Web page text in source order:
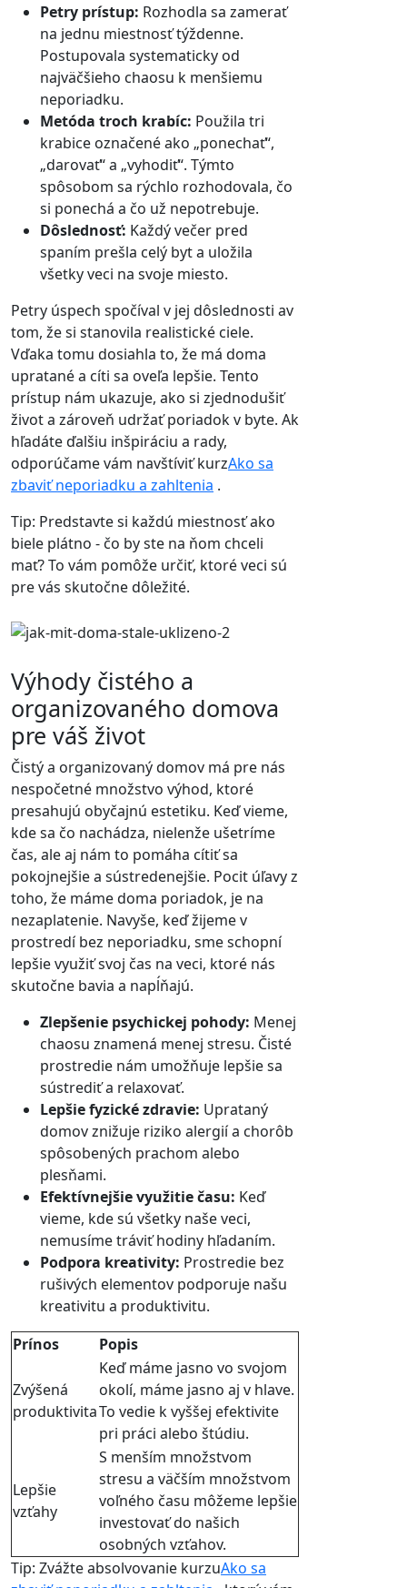
Petry prístup: Rozhodla sa zamerať
na jednu miestnosť týždenne.
Postupovala systematicky od
najväčšieho chaosu k menšiemu
neporiadku.
Metóda troch krabíc: Použila tri
krabice označené ako „ponechať“,
„darovať“ a „vyhodiť“. Týmto
spôsobom sa rýchlo rozhodovala, čo
si ponechá a čo už nepotrebuje.
Dôslednosť: Každý večer pred
spaním prešla celý byt a uložila
všetky veci na svoje miesto.
Petry úspech spočíval v jej dôslednosti av
tom, že si stanovila realistické ciele.
Vďaka tomu dosiahla to, že má doma
upratané a cíti sa oveľa lepšie. Tento
prístup nám ukazuje, ako si zjednodušiť
život a zároveň udržať poriadok v byte. Ak
hľadáte ďalšiu inšpiráciu a rady,
odporúčame vám navštíviť kurzAko sa
zbaviť neporiadku a zahltenia .
Tip: Predstavte si každú miestnosť ako
biele plátno - čo by ste na ňom chceli
mať? To vám pomôže určiť, ktoré veci sú
pre vás skutočne dôležité.
Výhody čistého a
organizovaného domova
pre váš život
Čistý a organizovaný domov má pre nás
nespočetné množstvo výhod, ktoré
presahujú obyčajnú estetiku. Keď vieme,
kde sa čo nachádza, nielenže ušetríme
čas, ale aj nám to pomáha cítiť sa
pokojnejšie a sústredenejšie. Pocit úľavy z
toho, že máme doma poriadok, je na
nezaplatenie. Navyše, keď žijeme v
prostredí bez neporiadku, sme schopní
lepšie využiť svoj čas na veci, ktoré nás
skutočne bavia a napĺňajú.
Zlepšenie psychickej pohody: Menej
chaosu znamená menej stresu. Čisté
prostredie nám umožňuje lepšie sa
sústrediť a relaxovať.
Lepšie fyzické zdravie: Uprataný
domov znižuje riziko alergií a chorôb
spôsobených prachom alebo
plesňami.
Efektívnejšie využitie času: Keď
vieme, kde sú všetky naše veci,
nemusíme tráviť hodiny hľadaním.
Podpora kreativity: Prostredie bez
rušivých elementov podporuje našu
kreativitu a produktivitu.
Prínos
Popis
Zvýšená
produktivita
Keď máme jasno vo svojom
okolí, máme jasno aj v hlave.
To vedie k vyššej efektivite
pri práci alebo štúdiu.
Lepšie
vzťahy
S menším množstvom
stresu a väčším množstvom
voľného času môžeme lepšie
investovať do našich
osobných vzťahov.
Tip: Zvážte absolvovanie kurzuAko sa